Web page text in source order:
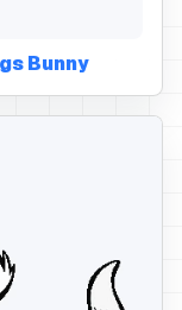
Bunny